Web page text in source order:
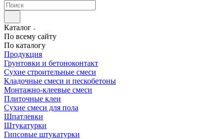
Каталог
По всему сайту
По каталогу
Продукция
Грунтовки и бетоноконтакт
Сухие строительные смеси
Кладочные смеси и пескобетоны
Монтажно-клеевые смеси
Плиточные клеи
Сухие смеси для пола
Шпатлевки
Штукатурки
Гипсовые штукатурки